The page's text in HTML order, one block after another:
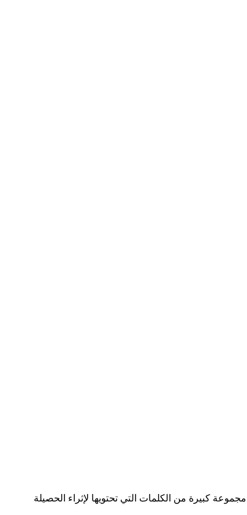
كبيرة من الكلمات التي تحتويها لإثراء الحصيلة